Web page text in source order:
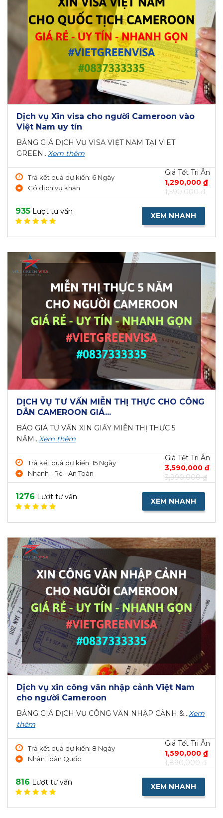
Dịch vụ Xin visa cho người Cameroon vào
Việt Nam uy tín
BẢNG GIÁ DỊCH VỤ VISA VIỆT NAM TẠI VIET
GREEN...Xem thêm
Trả kết quả dự kiến: 6 Ngày
Có dịch vụ khẩn
Giá Tết Tri Ân
1,290,000 ₫
1,590,000 ₫
935 Lượt tư vấn XEM NHANH
DỊCH VỤ TƯ VẤN MIỄN THỊ THỰC CHO CÔNG
DÂN CAMEROON GIÁ...
BÁO GIÁ TƯ VẤN XIN GIẤY MIỄN THỊ THỰC 5
NĂM...Xem thêm
Trả kết quả dự kiến: 15 Ngày
Nhanh - Rẻ - An Toàn
Giá Tết Tri Ân
3,590,000 ₫
3,990,000 ₫
1276 Lượt tư vấn XEM NHANH
Dịch vụ xin công văn nhập cảnh Việt Nam
cho người Cameroon
BẢNG GIÁ DỊCH VỤ CÔNG VĂN NHẬP CẢNH &...Xem
thêm
Trả kết quả dự kiến: 8 Ngày
Nhận Toàn Quốc
Giá Tết Tri Ân
1,590,000 ₫
1,890,000 ₫
816 Lượt tư vấn XEM NHANH